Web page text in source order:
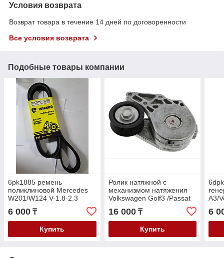
Условия возврата
Возврат товара в течение 14 дней по договоренности
Все условия возврата
Подобные товары компании
6pk1885 ремень
поликлиновой Mercedes
W201/W124 V-1.8-2.3
6 000 ₸
Купить
Ролик натяжной с
механизмом натяжения
Volkswagen Golf3 /Passat
B3/B4/Sharan 1995- VR6
V-2.8/Ford Galaxy 2.8
16 000₸
Купить
A3/
6